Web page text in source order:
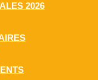
2026